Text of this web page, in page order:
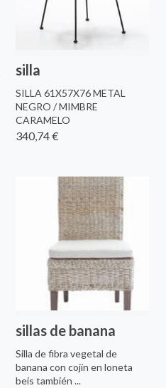
silla
SILLA 61X57X76 METAL
NEGRO / MIMBRE
CARAMELO
340,74 €
sillas de banana
Silla de fibra vegetal de
banana con cojín en loneta
beis también ...